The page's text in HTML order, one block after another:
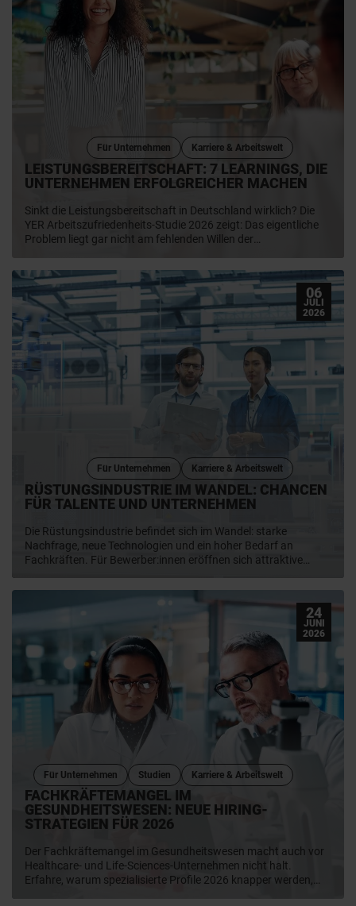
Karriere & Arbeitswelt
Für Unternehmen
LEISTUNGSBEREITSCHAFT: 7 LEARNINGS, DIE
UNTERNEHMEN ERFOLGREICHER MACHEN
Sinkt die Leistungsbereitschaft in Deutschland wirklich? Die
YER Arbeitszufriedenheits-Studie 2026 zeigt: Das eigentliche
Problem liegt gar nicht am fehlenden Willen der
ausgeschöpft wird. Mit Einblicken von YER-Deutschland-CEO
Philipp Riedel aus dem Live-Podcast „So klingt Wirtschaft"
liefern wir Dir sieben praxisnahe Learnings für mehr
Motivation, bessere Führung und passgenaueres Recruiting.
Karriere & Arbeitswelt
Für Unternehmen
RÜSTUNGSINDUSTRIE IM WANDEL: CHANCEN
FÜR TALENTE UND UNTERNEHMEN
Die Rüstungsindustrie befindet sich im Wandel: starke
Nachfrage, neue Technologien und ein hoher Bedarf an
Fachkräften. Für Bewerber:innen eröffnen sich attraktive
geht es darum, im Wettbewerb um Talente die richtigen
Strategien zu finden. Erfahre, wer jetzt gefragt ist und auf was
06
JULI
2026
Karriere & Arbeitswelt
Studien
Für Unternehmen
FACHKRÄFTEMANGEL IM
GESUNDHEITSWESEN: NEUE HIRING-
STRATEGIEN FÜR 2026
Der Fachkräftemangel im Gesundheitswesen macht auch vor
Healthcare- und Life-Sciences-Unternehmen nicht halt.
Erfahre, warum spezialisierte Profile 2026 knapper werden,
24
JUNI
2026